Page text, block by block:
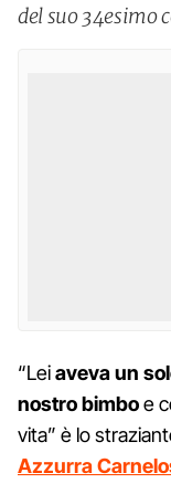
del suo 34esimo
“Leiaveva un
nostro bimboe
vita” è lo
Azzurra